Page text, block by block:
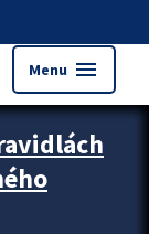
Menu menu